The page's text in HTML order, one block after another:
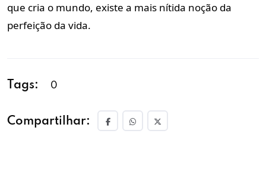
que cria o mundo, existe a mais nítida noção da
perfeição da vida.
Tags: 0
Compartilhar: